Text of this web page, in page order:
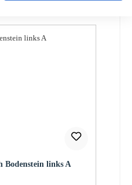
Bodenstein links A